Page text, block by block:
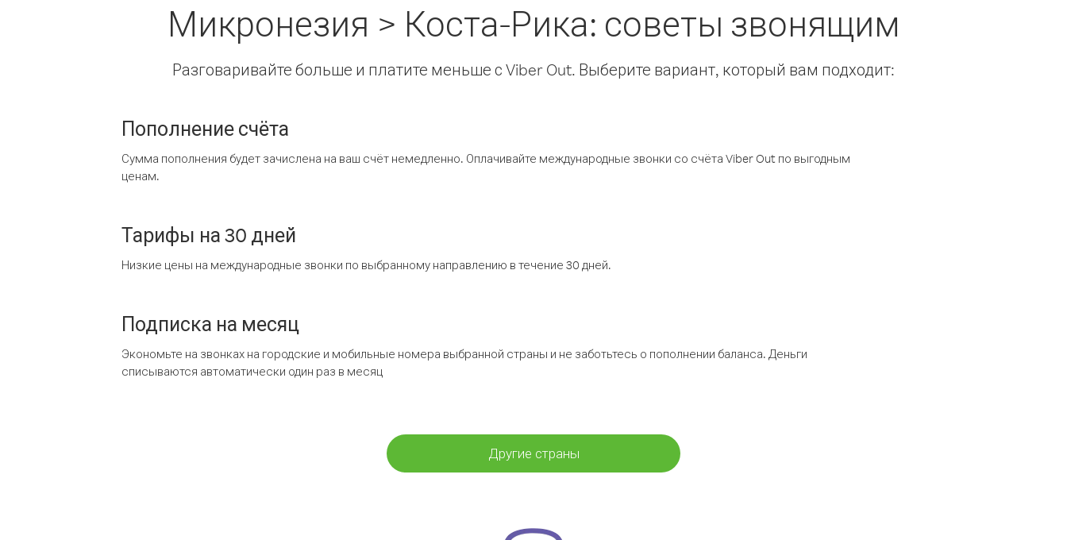
Микронезия > Коста-Рика: советы звонящим
Разговаривайте больше и платите меньше с Viber Out. Выберите вариант, который вам подходит:
Пополнение счёта
Сумма пополнения будет зачислена на ваш счёт немедленно. Оплачивайте международные звонки со счёта Viber Out по выгодным
ценам.
Тарифы на 30 дней
Низкие цены на международные звонки по выбранному направлению в течение 30 дней.
Подписка на месяц
Экономьте на звонках на городские и мобильные номера выбранной страны и не заботьтесь о пополнении баланса. Деньги
списываются автоматически один раз в месяц
Другие страны